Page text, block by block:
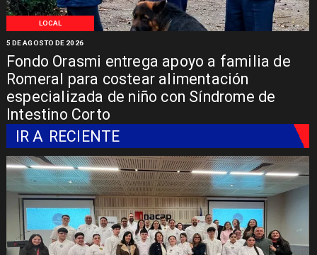
LOCAL
Fondo Orasmi entrega apoyo a familia de
Romeral para costear alimentación
especializada de niño con Síndrome de
Intestino Corto
5 DE AGOSTO DE 2026
IR A RECIENTE